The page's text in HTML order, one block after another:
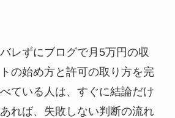
レずにブログで月5万円の収
の始め方と許可の取り方を完
ている人は、すぐに結論だけ
れば、失敗しない判断の流れ